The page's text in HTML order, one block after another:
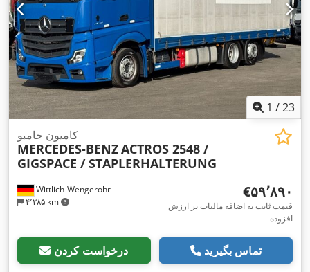
1 /23
Wittlich-Wengerohr
۴٬۲۸۵ km
کامیون جامبو
MERCEDES-BENZACTROS 2548 /
GIGSPACE / STAPLERHALTERUNG
‎€۵۹٬۸۹۰
قیمت ثابت به اضافه مالیات بر ارزش
افزوده
درخواست کردن تماس بگیرید